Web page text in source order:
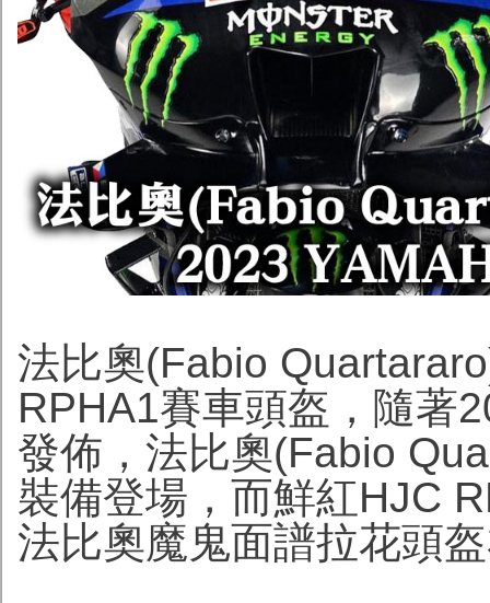
法比奧(Fabio
RPHA1賽車頭盔，隨著
發佈，法比奧(Fabio
裝備登場，而鮮紅HJC
法比奧魔鬼面譜拉花頭